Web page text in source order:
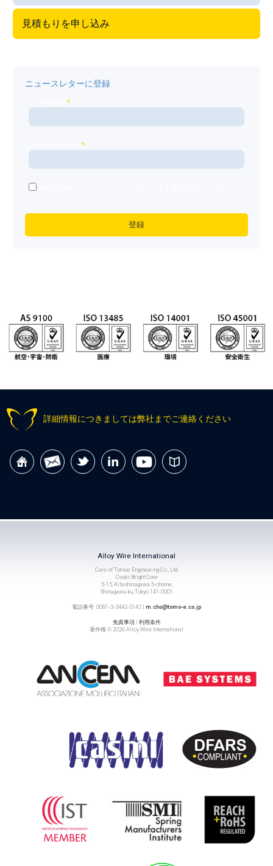
見積もりを申し込み
ニュースレターに登録
ご担当者名*
メールアドレス*
詳細情報につきましては弊社までご連絡ください
Alloy Wire International
Care of Tomoe Engineering Co., Ltd.
Osaki Bright Core
5-15, Kitashinagawa 5-chome,
Shinagawa-ku, Tokyo 141-0001
電話番号: 0081-3-3442-5142 | m.cho@tomo-e.co.jp
免責事項| 利用条件
著作権 © 2026 Alloy Wire International